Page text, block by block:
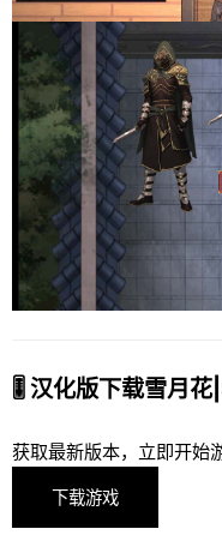
🎚️ 汉化版下载雪月
获取最新版本，立即开始
下载游戏